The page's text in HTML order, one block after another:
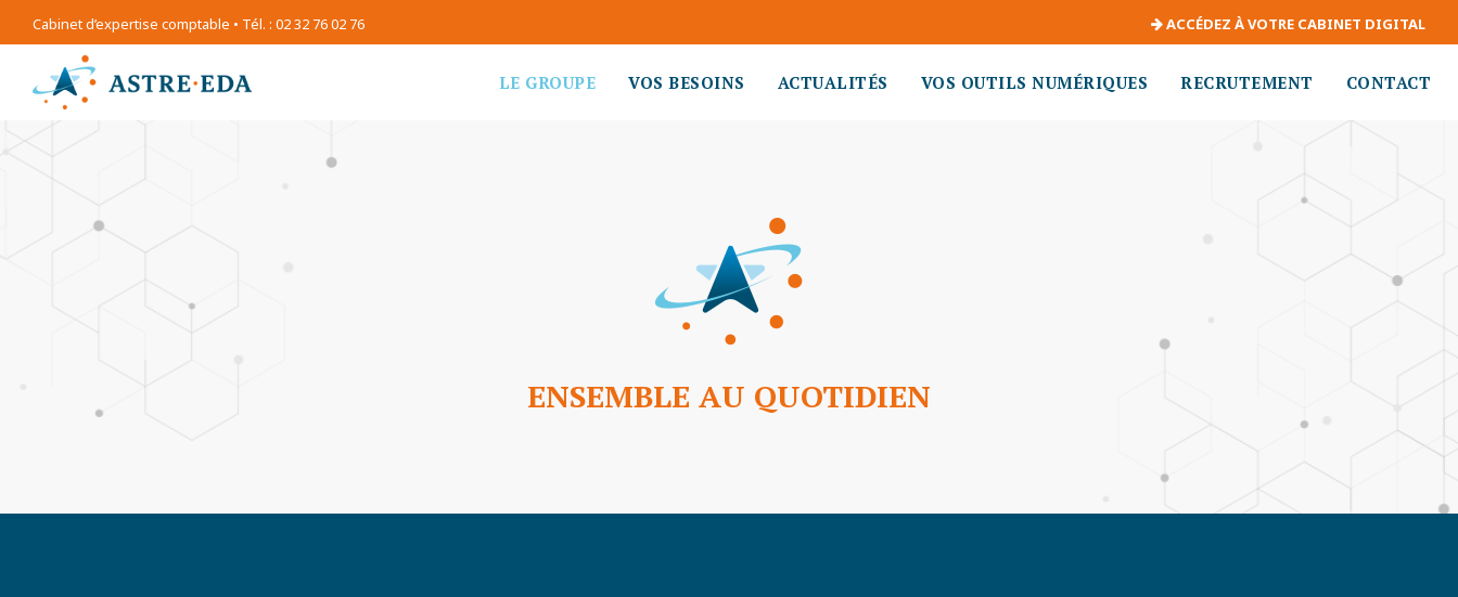
Cabinet d’expertise comptable • Tél. : 02 32 76 02 76 ACCÉDEZ À VOTRE CABINET DIGITAL
LE GROUPE VOS BESOINS ACTUALITÉS VOS OUTILS NUMÉRIQUES RECRUTEMENT CONTACT
ENSEMBLE AU QUOTIDIEN